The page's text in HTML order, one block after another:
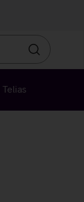
Otsin
Telias